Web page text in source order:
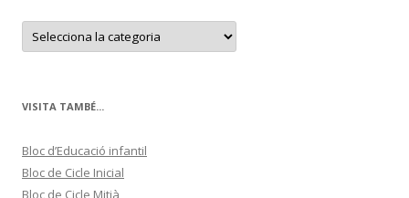
C
t
r
i
VISITA TAMBÉ...
Bloc d’Educació infantil
Bloc de Cicle Inicial
Bloc de Cicle Mitjà